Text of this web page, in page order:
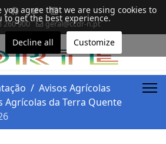
260 900 geral@ccdr-n.pt
Avisos Agrícolas
Agrícolas da Terra Quente
agree that we are using cookies to
to get the best experience.
Decline all Customize